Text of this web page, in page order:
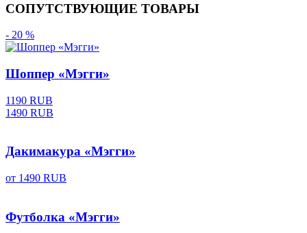
СОПУТСТВУЮЩИЕ ТОВАРЫ
- 20 %
Шоппер «Мэгги»
1190 RUB
1490 RUB
Дакимакура «Мэгги»
от 1490 RUB
Футболка «Мэгги»